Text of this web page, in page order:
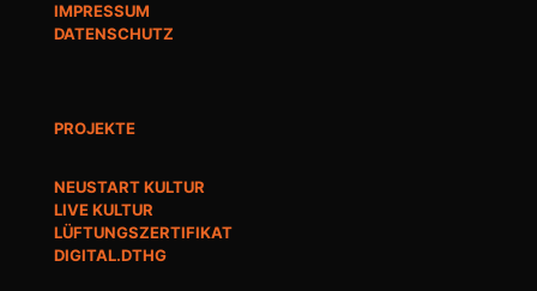
IMPRESSUM
DATENSCHUTZ
PROJEKTE
NEUSTART KULTUR
LIVE KULTUR
LÜFTUNGSZERTIFIKAT
DIGITAL.DTHG